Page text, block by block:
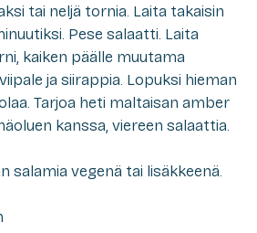
tai neljä tornia. Laita takaisin
Pese salaatti. Laita
kaiken päälle muutama
ja siirappia. Lopuksi hieman
Tarjoa heti maltaisan amber
kanssa, viereen salaattia.
salamia vegenä tai lisäkkeenä.